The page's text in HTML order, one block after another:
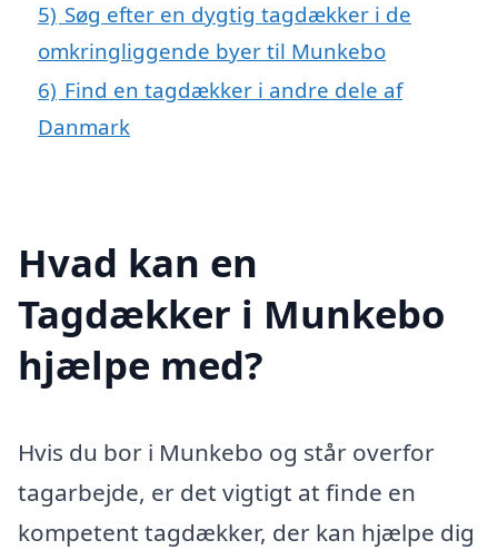
5) Søg efter en dygtig tagdækker i de
omkringliggende byer til Munkebo
6) Find en tagdækker i andre dele af
Danmark
Hvad kan en
Tagdækker i Munkebo
hjælpe med?
Hvis du bor i Munkebo og står overfor
tagarbejde, er det vigtigt at finde en
kompetent tagdækker, der kan hjælpe dig